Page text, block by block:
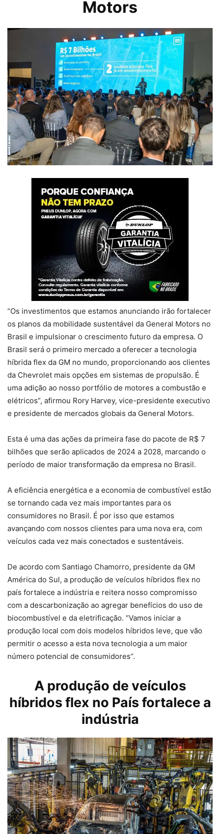
Motors
“Os investimentos que estamos anunciando irão fortalecer
os planos da mobilidade sustentável da General Motors no
Brasil e impulsionar o crescimento futuro da empresa. O
Brasil será o primeiro mercado a oferecer a tecnologia
híbrida flex da GM no mundo, proporcionando aos clientes
da Chevrolet mais opções em sistemas de propulsão. É
uma adição ao nosso portfólio de motores a combustão e
elétricos”, afirmou Rory Harvey, vice-presidente executivo
e presidente de mercados globais da General Motors.
Esta é uma das ações da primeira fase do pacote de R$ 7
bilhões que serão aplicados de 2024 a 2028, marcando o
período de maior transformação da empresa no Brasil.
A eficiência energética e a economia de combustível estão
se tornando cada vez mais importantes para os
consumidores no Brasil. É por isso que estamos
avançando com nossos clientes para uma nova era, com
veículos cada vez mais conectados e sustentáveis.
De acordo com Santiago Chamorro, presidente da GM
América do Sul, a produção de veículos híbridos flex no
país fortalece a indústria e reitera nosso compromisso
com a descarbonização ao agregar benefícios do uso de
biocombustível e da eletrificação. “Vamos iniciar a
produção local com dois modelos híbridos leve, que vão
permitir o acesso a esta nova tecnologia a um maior
número potencial de consumidores’’.
A produção de veículos
híbridos flex no País fortalece a
indústria